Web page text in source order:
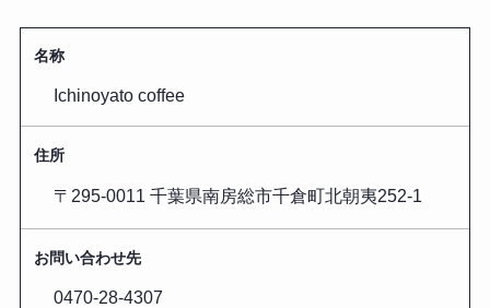
名称
Ichinoyato coffee
住所
〒295-0011 千葉県南房総市千倉町北朝夷252-1
お問い合わせ先
0470-28-4307